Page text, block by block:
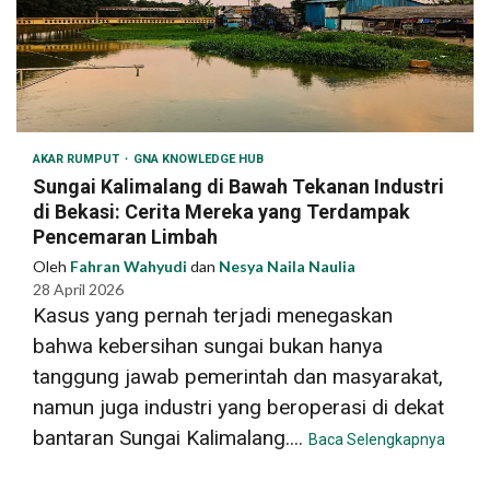
AKAR RUMPUT GNA KNOWLEDGE HUB
Sungai Kalimalang di Bawah Tekanan Industri
di Bekasi: Cerita Mereka yang Terdampak
Pencemaran Limbah
Oleh Fahran Wahyudi dan Nesya Naila Naulia
28 April 2026
Kasus yang pernah terjadi menegaskan
bahwa kebersihan sungai bukan hanya
tanggung jawab pemerintah dan masyarakat,
namun juga industri yang beroperasi di dekat
bantaran Sungai Kalimalang.... Baca Selengkapnya